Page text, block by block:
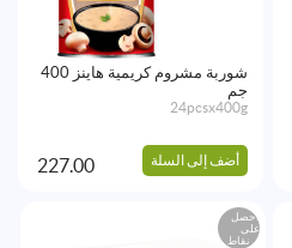
شوربة مشروم كريمية هاينز 400
جم
24pcsx400g
أضف إلى السلة 227.00
احصل
على
نقاط